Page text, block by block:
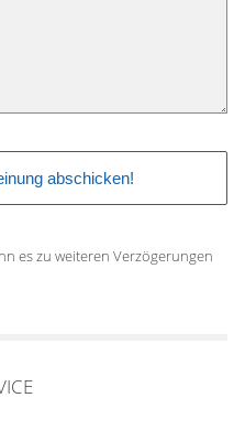
es zu weiteren Verzögerungen